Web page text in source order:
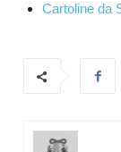
Cartoline da